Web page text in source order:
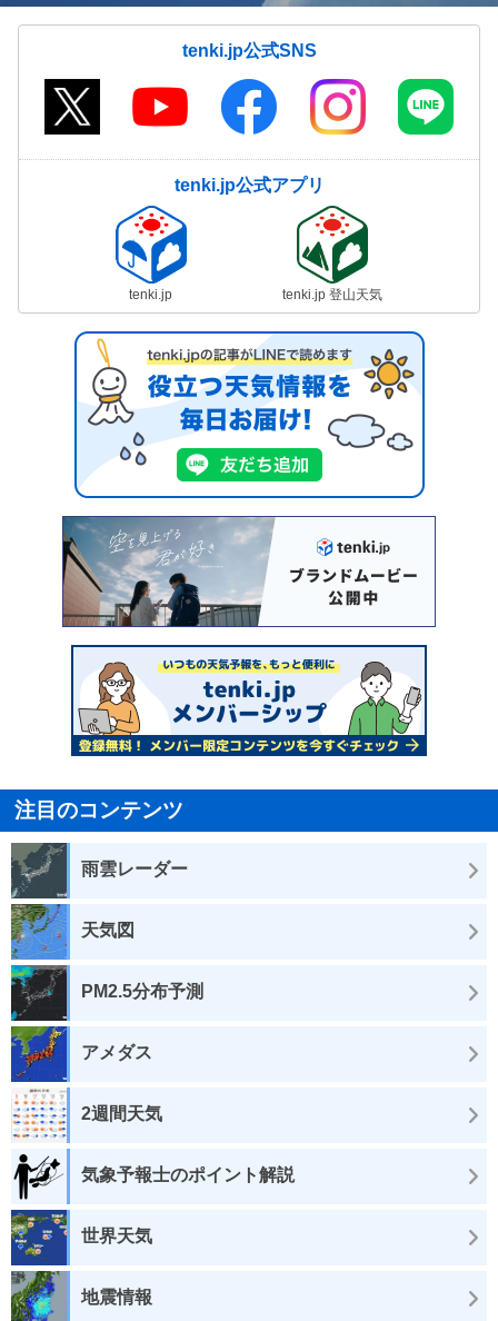
tenki.jp公式SNS
tenki.jp公式アプリ
tenki.jp tenki.jp 登山天気
注目のコンテンツ
雨雲レーダー
天気図
PM2.5分布予測
アメダス
2週間天気
気象予報士のポイント解説
世界天気
地震情報